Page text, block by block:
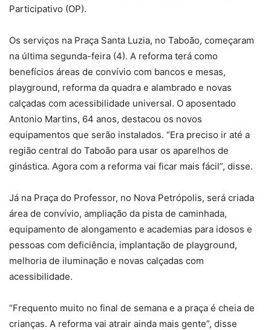
Participativo (OP).
Os serviços na Praça Santa Luzia, no Taboão, começaram
na última segunda-feira (4). A reforma terá como
benefícios áreas de convívio com bancos e mesas,
playground, reforma da quadra e alambrado e novas
calçadas com acessibilidade universal. O aposentado
Antonio Martins, 64 anos, destacou os novos
equipamentos que serão instalados. “Era preciso ir até a
região central do Taboão para usar os aparelhos de
ginástica. Agora com a reforma vai ficar mais fácil”, disse.
Já na Praça do Professor, no Nova Petrópolis, será criada
área de convívio, ampliação da pista de caminhada,
equipamento de alongamento e academias para idosos e
pessoas com deficiência, implantação de playground,
melhoria de iluminação e novas calçadas com
acessibilidade.
“Frequento muito no final de semana e a praça é cheia de
crianças. A reforma vai atrair ainda mais gente”, disse